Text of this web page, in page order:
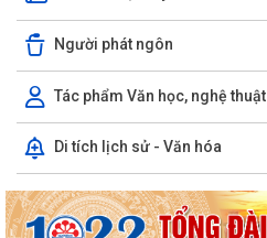
Người phát ngôn
Tác phẩm Văn học, nghệ thuật
Di tích lịch sử - Văn hóa